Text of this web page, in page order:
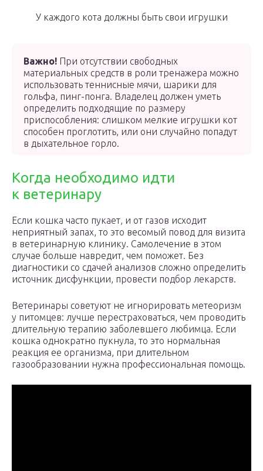
У каждого кота должны быть свои игрушки
Важно! При отсутствии свободных
материальных средств в роли тренажера можно
использовать теннисные мячи, шарики для
гольфа, пинг-понга. Владелец должен уметь
определить подходящие по размеру
приспособления: слишком мелкие игрушки кот
способен проглотить, или они случайно попадут
в дыхательное горло.
Когда необходимо идти
к ветеринару
Если кошка часто пукает, и от газов исходит
неприятный запах, то это весомый повод для визита
в ветеринарную клинику. Самолечение в этом
случае больше навредит, чем поможет. Без
диагностики со сдачей анализов сложно определить
источник дисфункции, провести подбор лекарств.
Ветеринары советуют не игнорировать метеоризм
у питомцев: лучше перестраховаться, чем проводить
длительную терапию заболевшего любимца. Если
кошка однократно пукнула, то это нормальная
реакция ее организма, при длительном
газообразовании нужна профессиональная помощь.